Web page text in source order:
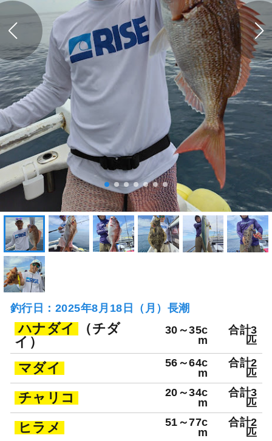
釣行日：2025年8月18日（月）長潮
ハナダイ
（チダ
イ）
30～35c
m
合計3
匹
マダイ
56～64c
m
合計2
匹
チャリコ
20～34c
m
合計3
匹
ヒラメ
51～77c
m
合計2
匹